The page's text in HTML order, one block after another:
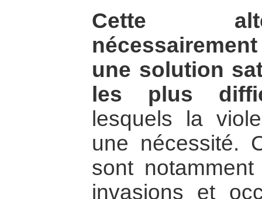
Cette
une solution
les plus
lesquels la
une nécessité.
sont
invasions et